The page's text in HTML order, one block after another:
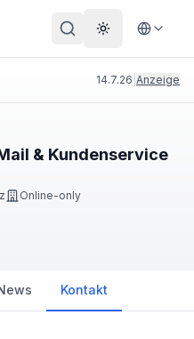
Theme
14.7.26 Anzeige
& Kundenservice
Online-only
Kontakt